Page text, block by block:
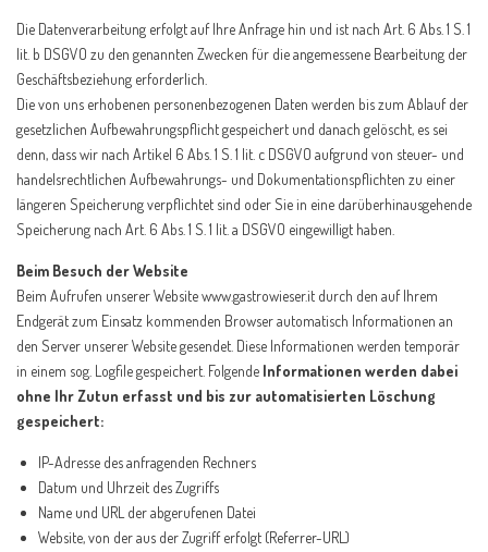
Die Datenverarbeitung erfolgt auf Ihre Anfrage hin und ist nach Art. 6 Abs. 1 S. 1
lit. b DSGVO zu den genannten Zwecken für die angemessene Bearbeitung der
Geschäftsbeziehung erforderlich.
Die von uns erhobenen personenbezogenen Daten werden bis zum Ablauf der
gesetzlichen Aufbewahrungspflicht gespeichert und danach gelöscht, es sei
denn, dass wir nach Artikel 6 Abs. 1 S. 1 lit. c DSGVO aufgrund von steuer- und
handelsrechtlichen Aufbewahrungs- und Dokumentationspflichten zu einer
längeren Speicherung verpflichtet sind oder Sie in eine darüberhinausgehende
Speicherung nach Art. 6 Abs. 1 S. 1 lit. a DSGVO eingewilligt haben.
Beim Besuch der Website
Beim Aufrufen unserer Website www.gastrowieser.it durch den auf Ihrem
Endgerät zum Einsatz kommenden Browser automatisch Informationen an
den Server unserer Website gesendet. Diese Informationen werden temporär
in einem sog. Logfile gespeichert. Folgende Informationen werden dabei
ohne Ihr Zutun erfasst und bis zur automatisierten Löschung
gespeichert:
IP-Adresse des anfragenden Rechners
Datum und Uhrzeit des Zugriffs
Name und URL der abgerufenen Datei
Website, von der aus der Zugriff erfolgt (Referrer-URL)